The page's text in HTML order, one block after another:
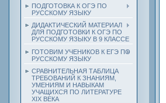
ПОДГОТОВКА К ОГЭ ПО
РУССКОМУ ЯЗЫКУ
ДИДАКТИЧЕСКИЙ МАТЕРИАЛ
ДЛЯ ПОДГОТОВКИ К ОГЭ ПО
РУССКОМУ ЯЗЫКУ В 9 КЛАССЕ
ГОТОВИМ УЧЕНИКОВ К ЕГЭ ПО
РУССКОМУ ЯЗЫКУ
СРАВНИТЕЛЬНАЯ ТАБЛИЦА
ТРЕБОВАНИЙ К ЗНАНИЯМ,
УМЕНИЯМ И НАВЫКАМ
УЧАЩИХСЯ ПО ЛИТЕРАТУРЕ
ХIХ ВЕКА